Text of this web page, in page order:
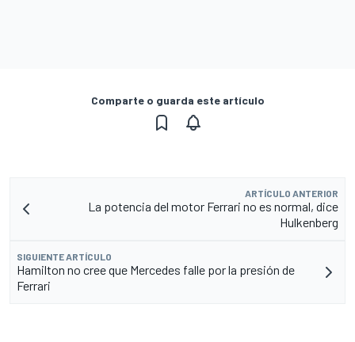
Comparte o guarda este artículo
ARTÍCULO ANTERIOR
La potencia del motor Ferrari no es normal, dice
Hulkenberg
SIGUIENTE ARTÍCULO
Hamilton no cree que Mercedes falle por la presión de
Ferrari